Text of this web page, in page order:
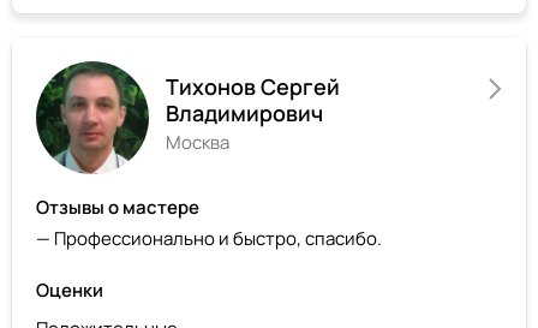
Тихонов Сергей
Владимирович
Москва
Отзывы о мастере
— Профессионально и быстро, спасибо.
Оценки